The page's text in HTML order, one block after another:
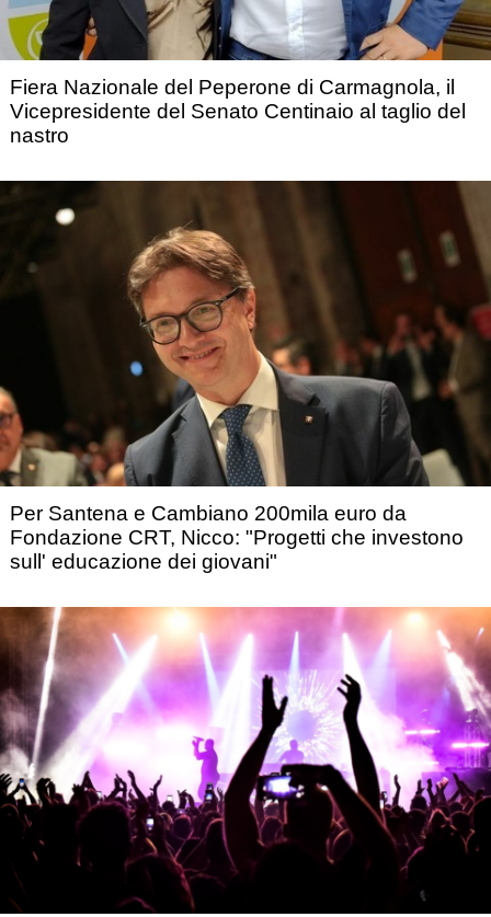
Fiera Nazionale del Peperone di Carmagnola, il
Vicepresidente del Senato Centinaio al taglio del
nastro
Per Santena e Cambiano 200mila euro da
Fondazione CRT, Nicco: "Progetti che investono
sull' educazione dei giovani"